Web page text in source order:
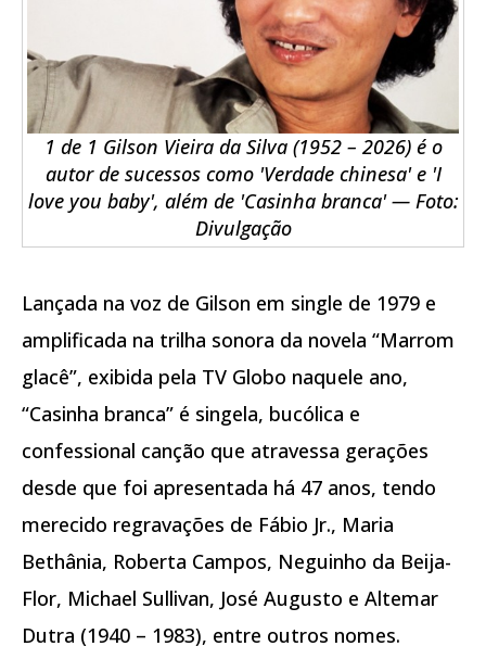
1 de 1 Gilson Vieira da Silva (1952 – 2026) é o
autor de sucessos como 'Verdade chinesa' e 'I
love you baby', além de 'Casinha branca' — Foto:
Divulgação
Lançada na voz de Gilson em single de 1979 e
amplificada na trilha sonora da novela “Marrom
glacê”, exibida pela TV Globo naquele ano,
“Casinha branca” é singela, bucólica e
confessional canção que atravessa gerações
desde que foi apresentada há 47 anos, tendo
merecido regravações de Fábio Jr., Maria
Bethânia, Roberta Campos, Neguinho da Beija-
Flor, Michael Sullivan, José Augusto e Altemar
Dutra (1940 – 1983), entre outros nomes.